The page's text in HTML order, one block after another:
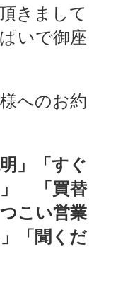
きまして
いで御座
へのお約
」「すぐ
　「買替
こい営業
「聞くだ